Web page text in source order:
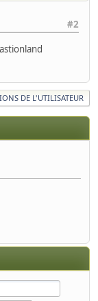
#2
DE L'UTILISATEUR